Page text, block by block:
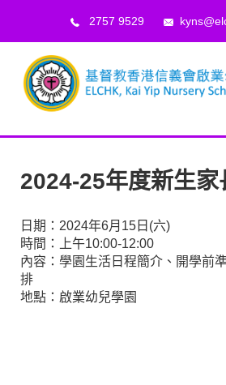
2757 9529
2024-25年度新生家
日期：2024年6月15日(六)
時間：上午10:00-12:00
內容：學園生活日程簡介、開學前
排
地點：啟業幼兒學園